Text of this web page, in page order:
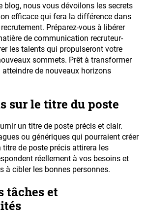
blog, nous vous dévoilons les secrets
efficace qui fera la différence dans
Préparez-vous à libérer
de communication recruteur-
les talents qui propulseront votre
sommets. Prêt à transformer
de nouveaux horizons
sur le titre du poste
un titre de poste précis et clair.
ou génériques qui pourraient créer
de poste précis attirera les
réellement à vos besoins et
à cibler les bonnes personnes.
tâches et